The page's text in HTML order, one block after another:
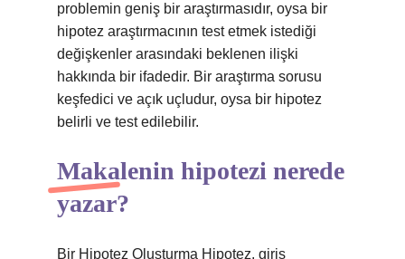
problemin geniş bir araştırmasıdır, oysa bir
hipotez araştırmacının test etmek istediği
değişkenler arasındaki beklenen ilişki
hakkında bir ifadedir. Bir araştırma sorusu
keşfedici ve açık uçludur, oysa bir hipotez
belirli ve test edilebilir.
Makalenin hipotezi nerede
yazar?
Bir Hipotez Oluşturma Hipotez, giriş